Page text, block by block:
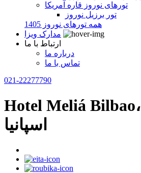
تورهای نوروز قاره آمریکا
تور برزیل نوروز
همه تورهای نوروز 1405
مدارک ویزا
ارتباط با ما
درباره ما
تماس با ما
021-22277790
Hotel Meliá Bilbao، هتل های
اسپانیا